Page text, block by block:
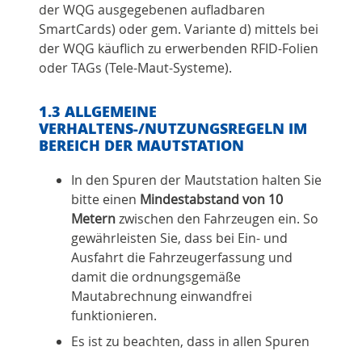
der WQG ausgegebenen aufladbaren
SmartCards) oder gem. Variante d) mittels bei
der WQG käuflich zu erwerbenden RFID-Folien
oder TAGs (Tele-Maut-Systeme).
1.3 ALLGEMEINE
VERHALTENS-/NUTZUNGSREGELN IM
BEREICH DER MAUTSTATION
In den Spuren der Mautstation halten Sie
bitte einen Mindestabstand von 10
Meternzwischen den Fahrzeugen ein. So
gewährleisten Sie, dass bei Ein- und
Ausfahrt die Fahrzeugerfassung und
damit die ordnungsgemäße
Mautabrechnung einwandfrei
funktionieren.
Es ist zu beachten, dass in allen Spuren